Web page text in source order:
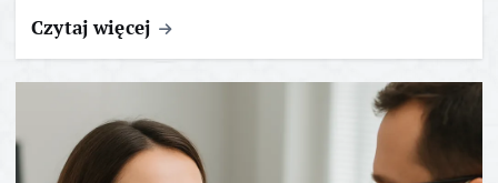
Czytaj więcej